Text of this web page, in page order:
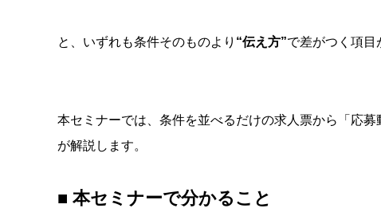
と、いずれも条件そのものより “伝え方”で差がつく項目
本セミナーでは、条件を並べるだけの求人票から「応
が解説します。
■ 本セミナーで分かること